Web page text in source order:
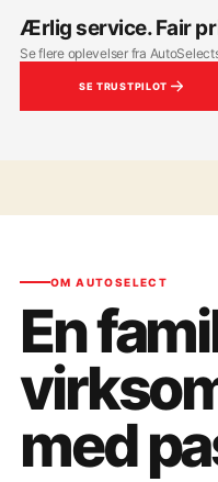
Ærlig service. Fair
Se flere oplevelser fra
SE TRUSTPILOT
OM AUTOSELECT
En
med